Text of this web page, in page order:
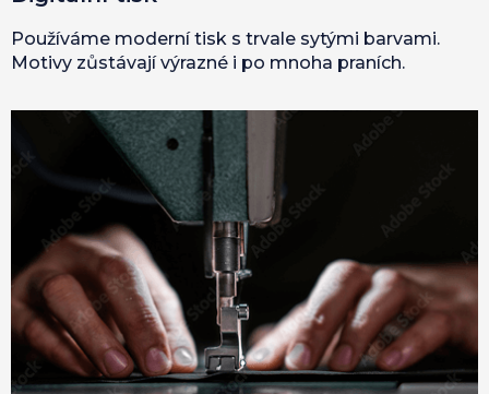
Používáme moderní tisk s trvale sytými barvami.
Motivy zůstávají výrazné i po mnoha praních.